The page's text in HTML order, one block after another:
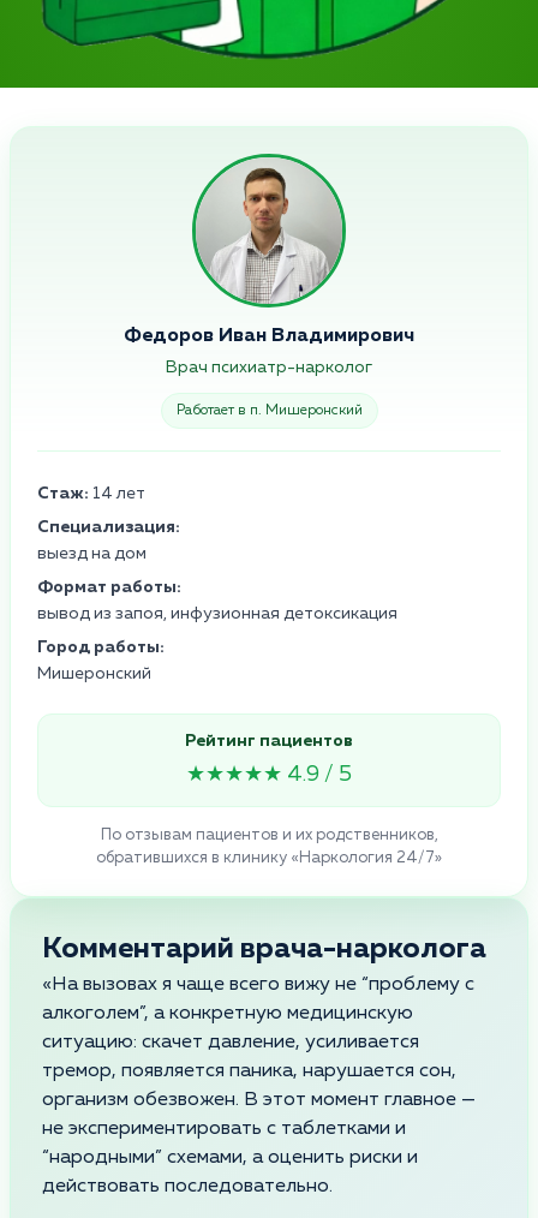
Федоров Иван Владимирович
Врач психиатр-нарколог
Работает в п. Мишеронский
Стаж: 14 лет
Специализация:
выезд на дом
Формат работы:
вывод из запоя, инфузионная детоксикация
Город работы:
Мишеронский
Рейтинг пациентов
★★★★★ 4.9 / 5
По отзывам пациентов и их родственников,
обратившихся в клинику «Наркология 24/7»
Комментарий врача-нарколога
«На вызовах я чаще всего вижу не “проблему с
алкоголем”, а конкретную медицинскую
ситуацию: скачет давление, усиливается
тремор, появляется паника, нарушается сон,
организм обезвожен. В этот момент главное —
не экспериментировать с таблетками и
“народными” схемами, а оценить риски и
действовать последовательно.